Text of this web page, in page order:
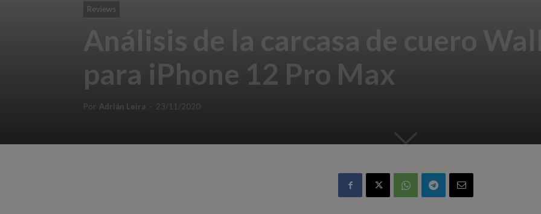
Reviews
Análisis de la carcasa de cuero
para iPhone 12 Pro Max
Por Adrián Leira - 23/11/2020